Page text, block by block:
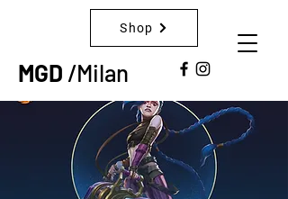
MGD /Milan
Shop